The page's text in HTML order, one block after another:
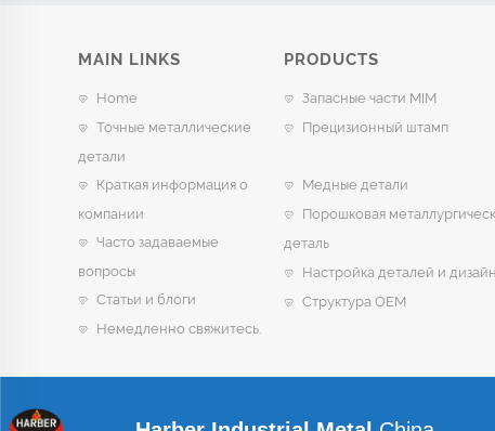
MAIN LINKS
Home
Точные металлические
детали
Краткая информация о
компании
Часто задаваемые
вопросы
Статьи и блоги
Немедленно свяжитесь.
PRODUCTS
Запасные части MIM
Прецизионный штамп
Медные детали
Порошковая
деталь
Настройка деталей и
Структура OEM